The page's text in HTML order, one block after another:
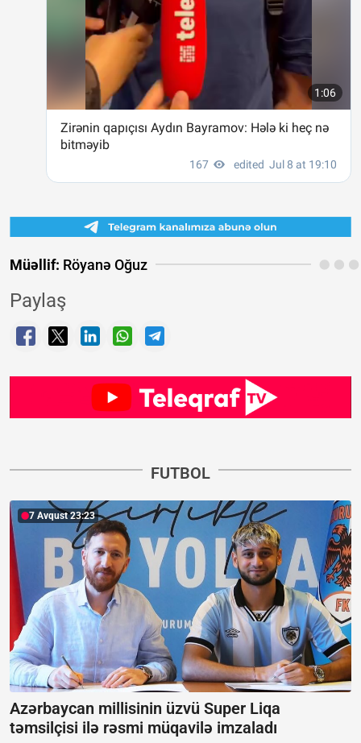
Müəllif: Röyanə Oğuz
Paylaş
FUTBOL
7 Avqust 23:23
Azərbaycan millisinin üzvü Super Liqa
təmsilçisi ilə rəsmi müqavilə imzaladı